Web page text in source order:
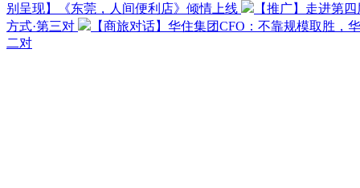
别呈现】《东莞，人间便利店》倾情上线
【推广】走进第
方式·第三对
【商旅对话】华住集团CFO：不靠规模取胜，
二对